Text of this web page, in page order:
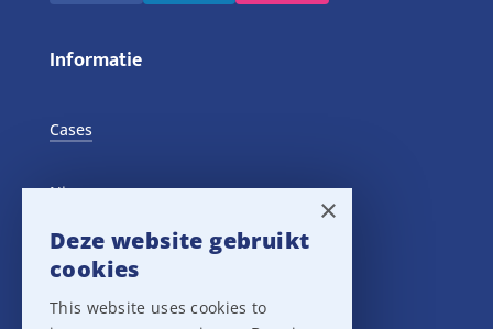
Informatie
Cases
Nieuws
Training Events
Privacy verklaring
×
Deze website gebruikt
cookies
This website uses cookies to